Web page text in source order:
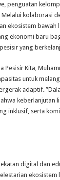
penguatan
kolaborasi
ekosistem
ekonomi baru
yang
Pesisir Kita,
untuk
adaptif.
keberlanjutan
inklusif, serta
digital dan